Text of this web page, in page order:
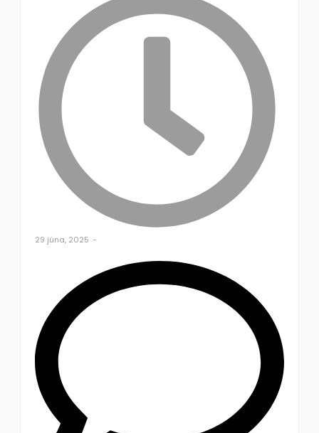
29 júna, 2025 -